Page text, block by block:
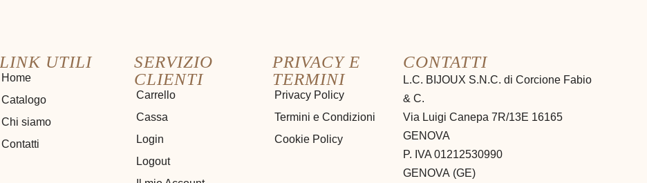
LINK UTILI
Home
Catalogo
Chi siamo
Contatti
SERVIZIO
CLIENTI
Carrello
Cassa
Login
Logout
PRIVACY E
TERMINI
Privacy Policy
Termini e Condizioni
Cookie Policy
CONTATTI
L.C. BIJOUX S.N.C. di Corcione Fabio
& C.
Via Luigi Canepa 7R/13E 16165
GENOVA
P. IVA 01212530990
GENOVA (GE)